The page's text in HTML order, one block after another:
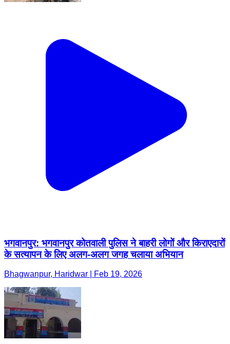
भगवानपुर: भगवानपुर कोतवाली पुलिस ने बाहरी लोगों और किराएदारों
के सत्यापन के लिए अलग-अलग जगह चलाया अभियान
Bhagwanpur, Haridwar | Feb 19, 2026